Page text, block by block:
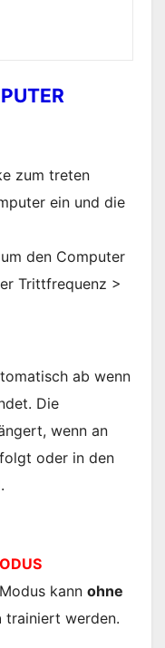
zum treten
ein und die
den Computer
Trittfrequenz >
ab wenn
Die
wenn an
oder in den
kann ohne
trainiert werden.